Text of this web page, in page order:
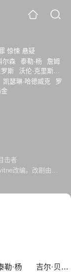
惊悚 悬疑
尔森 泰勒·杨
詹姆
罗斯
沃伦·克里斯蒂
布鲁盖尔
梅赛德斯·
斯
凯瑟琳·哈德威克
罗
金
击者
改编。改剧由
时他也会是该剧的
事。尽管他们一直
勒·杨 吉尔·贝罗斯